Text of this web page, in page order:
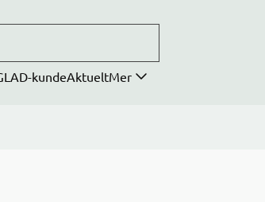
kundeAktueltMer